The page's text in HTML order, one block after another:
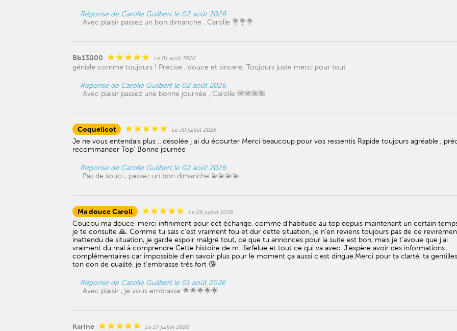
Réponse de Carolle Guilbert le 02 août 2026
Avec plaisir passez un bon dimanche , Carolle 💐💐💐
Bb13000 Le 01 août 2026
géniale comme toujours ! Precise , douce et sincere. Toujours juste merci pour tout
Réponse de Carolle Guilbert le 02 août 2026
Avec plaisir passez une bonne journée , Carolle 🌺🌺🌺🌺
Coquelicot Le 30 juillet 2026
Je ne vous entendais plus …désolée j ai du écourter Merci beaucoup pour vos ressentis Rapide toujours agréable ,
recommander Top’ Bonne journée
Réponse de Carolle Guilbert le 02 août 2026
Pas de souci , passez un bon dimanche 💫💫💫💫
Ma douce Caroll Le 29 juillet 2026
Coucou ma douce, merci infiniment pour cet échange, comme d'habitude au top depuis maintenant un certain
je te consulte 🙏. Comme tu sais c'est vraiment fou et dur cette situation, je n'en reviens toujours pas de ce
inattendu de situation, je garde espoir malgré tout, ce que tu annonces pour la suite est bon, mais je t'avoue que j'ai
vraiment du mal à comprendre Cette histoire de m...farfelue et tout ce qui va avec. J'espère avoir des informations
complémentaires car impossible d'en savoir plus pour le moment ça aussi c'est dingue.Merci pour ta clarté, ta
ton don de qualité, je t'embrasse très fort 😘
Réponse de Carolle Guilbert le 01 août 2026
Avec plaisir , je vous embrasse 🌟🌟🌟🌟🌟
Karine Le 27 juillet 2026